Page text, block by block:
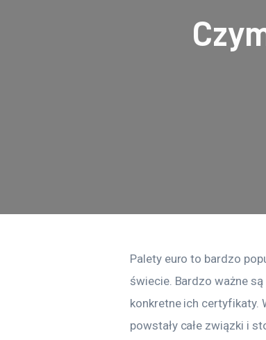
Palety euro to bardzo
świecie. Bardzo ważne
konkretne ich certyfikaty.
powstały całe związki i